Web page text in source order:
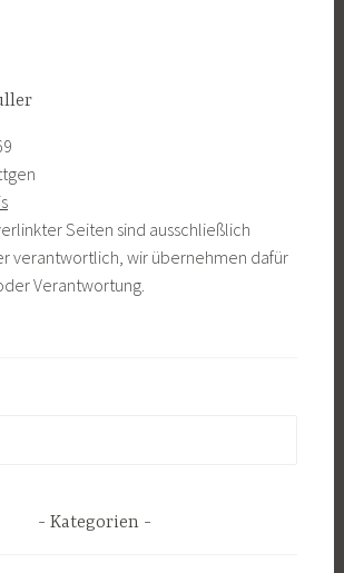
Seiten sind ausschließlich
verantwortlich, wir übernehmen dafür
Verantwortung.
Kategorien